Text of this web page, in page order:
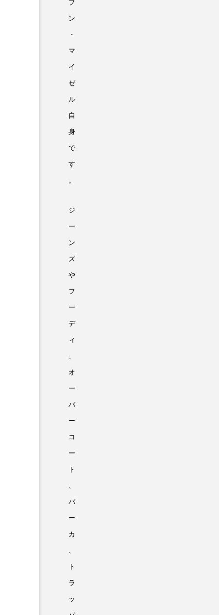
ブ
ン
・
マ
イ
ゼ
ル
自
身
で
す
。
ジ
ー
ン
ズ
や
フ
ー
デ
ィ
オ
ー
バ
ー
コ
ー
ト
パ
ー
カ
ト
ラ
ッ